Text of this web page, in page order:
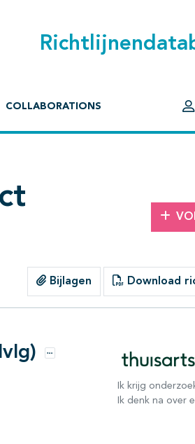
COLLABORATIONS
Bijlagen Download
Opties
Ik krijg
Ik denk na over